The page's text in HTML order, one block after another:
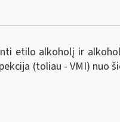
etilo alkoholį ir
(toliau - VMI) nuo